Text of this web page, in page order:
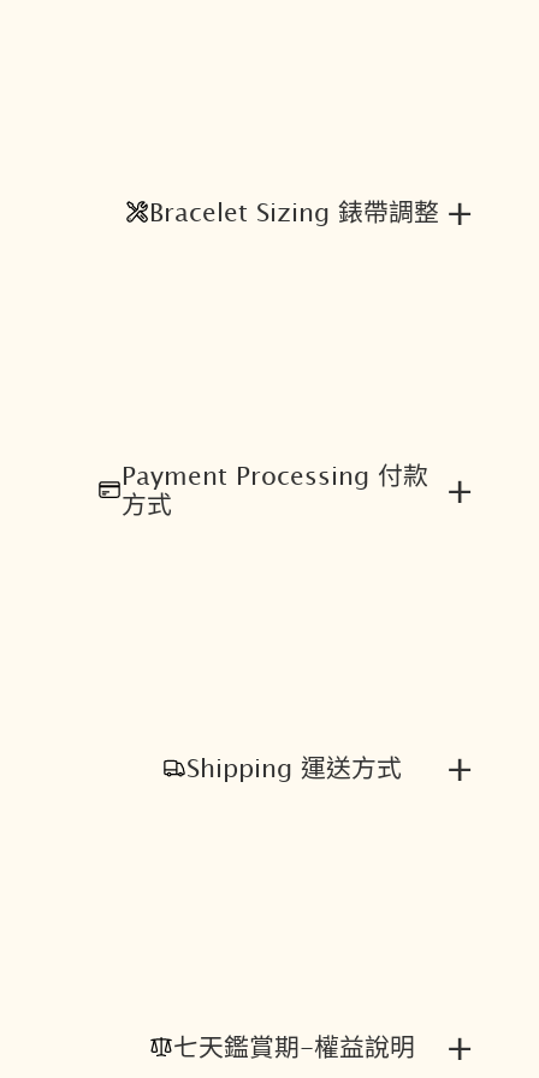
Bracelet Sizing 錶帶調整 +
Payment Processing 付款
方式
+
Shipping 運送方式 +
七天鑑賞期-權益說明 +